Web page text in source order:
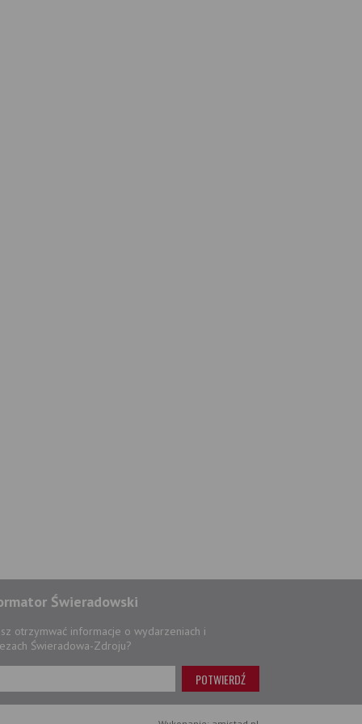
Świeradowski
otrzymwać informacje o wydarzeniach i
Świeradowa-Zdroju?